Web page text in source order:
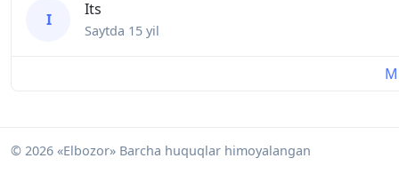
I
Its
Saytda 15 yil
© 2026 «Elbozor» Barcha huquqlar himoyalangan